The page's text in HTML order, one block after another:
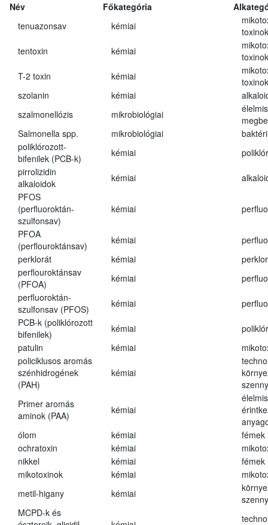
Név Főkategória
tenuazonsav
kémiai
toxinok
tentoxin
kémiai
toxinok
T-2 toxin
kémiai
toxinok
szolanin
kémiai
szalmonellózis
mikrobiológiai
Salmonella spp.
mikrobiológiai
poliklórozott-
bifenilek (PCB-k)
kémiai
pirrolizidin
alkaloidok
kémiai
PFOS
(perfluoroktán-
szulfonsav)
kémiai
PFOA
(perflouroktánsav)
kémiai
perklorát
kémiai
perflouroktánsav
(PFOA)
kémiai
perfluoroktán-
szulfonsav (PFOS)
kémiai
PCB-k (poliklórozott
bifenilek)
kémiai
patulin
kémiai
policiklusos aromás
szénhidrogének
(PAH)
kémiai
Primer aromás
aminok (PAA)
kémiai
ólom
kémiai
fémek
ochratoxin
kémiai
nikkel
kémiai
fémek
mikotoxinok
kémiai
metil-higany
kémiai
MCPD-k és